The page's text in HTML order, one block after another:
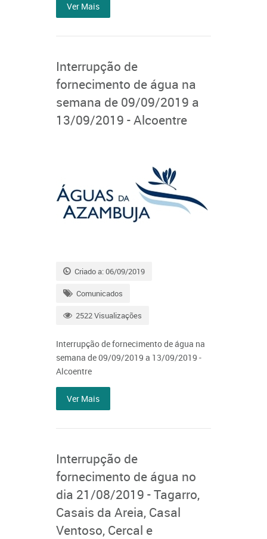
Ver Mais
Interrupção de
fornecimento de água na
semana de 09/09/2019 a
13/09/2019 - Alcoentre
Criado a: 06/09/2019
Comunicados
2522 Visualizações
Interrupção de fornecimento de água na
semana de 09/09/2019 a 13/09/2019 -
Alcoentre
Ver Mais
Interrupção de
fornecimento de água no
dia 21/08/2019 - Tagarro,
Casais da Areia, Casal
Ventoso, Cercal e